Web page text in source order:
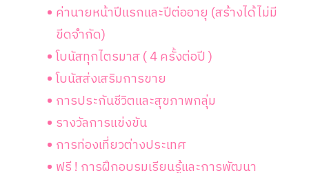
ค่านายหน้าปีแรกและปีต่ออายุ (สร้างได้ไม่มี
ขีดจำกัด)
โบนัสทุกไตรมาส ( 4 ครั้งต่อปี )
โบนัสส่งเสริมการขาย
การประกันชีวิตและสุขภาพกลุ่ม
รางวัลการแข่งขัน
การท่องเที่ยวต่างประเทศ
ฟรี ! การฝึกอบรมเรียนรู้และการพัฒนา